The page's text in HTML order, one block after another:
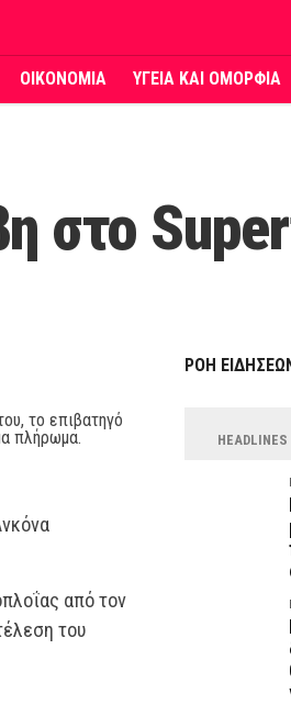
ΟΙΚΟΝΟΜΙΑ ΥΓΕΙΑ ΚΑΙ ΟΜΟΡΦΙΑ
στο
το επιβατηγό
πλήρωμα.
από τον
του
ΡΟΗ
HEADLINES